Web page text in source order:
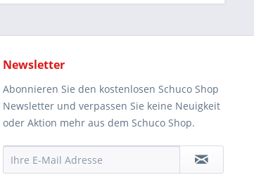
Newsletter
Abonnieren Sie den kostenlosen Schuco Shop
Newsletter und verpassen Sie keine Neuigkeit
oder Aktion mehr aus dem Schuco Shop.